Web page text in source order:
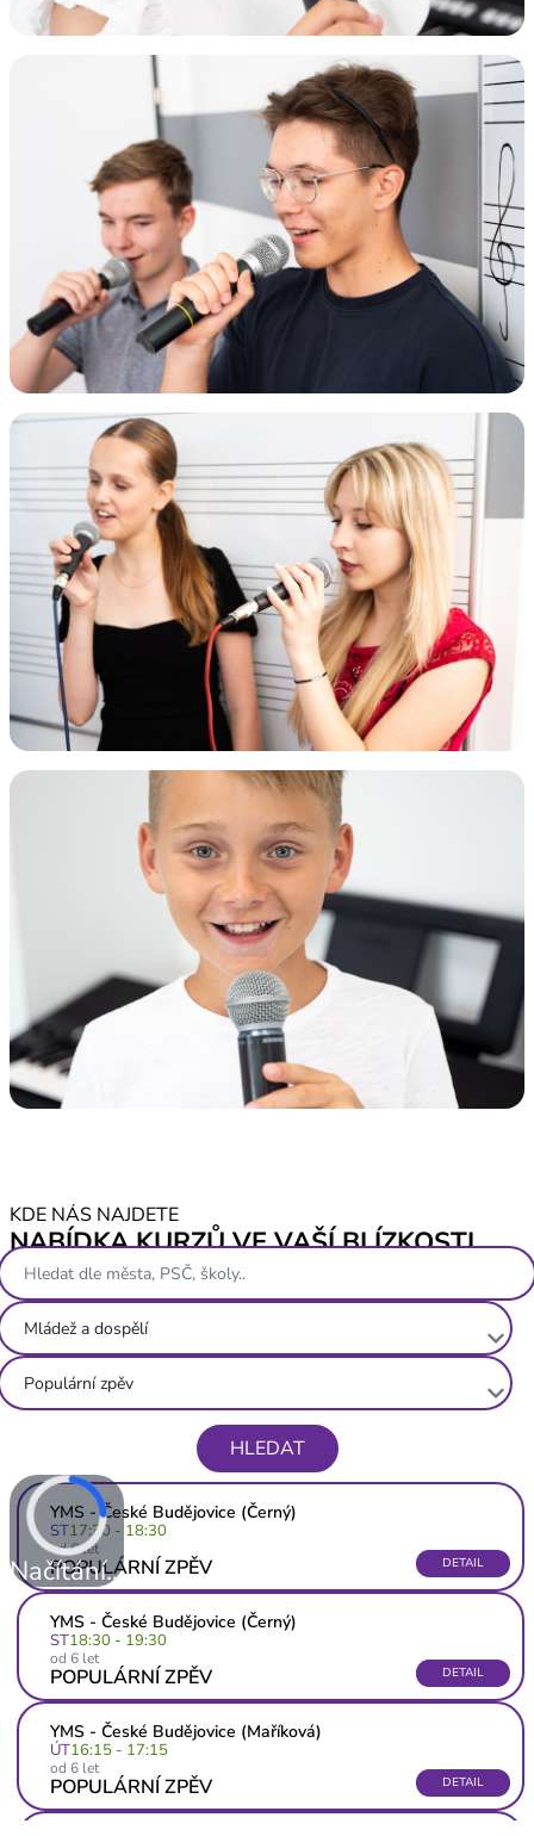
KDE NÁS NAJDETE
NABÍDKA KURZŮ VE VAŠÍ BLÍZKOSTI
Mládež a dospělí keyboard_arrow_down
Populární zpěv keyboard_arrow_down
HLEDAT
YMS - České Budějovice (Černý)
ST17:30 - 18:30
od 6 let
POPULÁRNÍ ZPĚV DETAIL
YMS - České Budějovice (Černý)
ST18:30 - 19:30
od 6 let
POPULÁRNÍ ZPĚV DETAIL
YMS - České Budějovice (Maříková)
ÚT16:15 - 17:15
od 6 let
POPULÁRNÍ ZPĚV DETAIL
Načítání...